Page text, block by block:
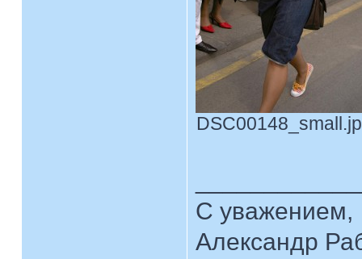
С уважением,
Александр